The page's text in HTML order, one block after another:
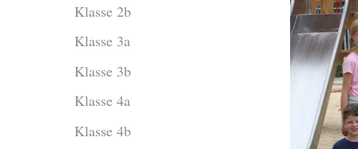
Klasse 2b
Klasse 3a
Klasse 3b
Klasse 4a
Klasse 4b